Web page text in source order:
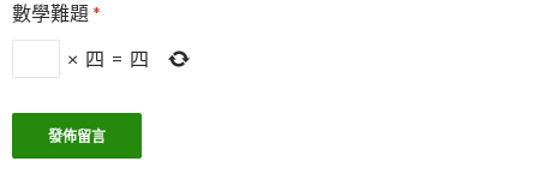
數學難題*
× 四 = 四